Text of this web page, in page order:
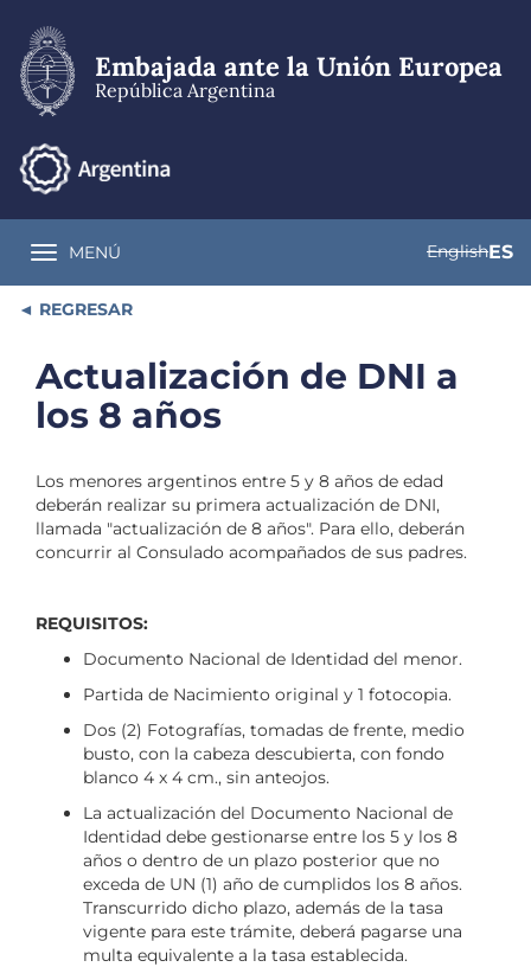
contenido
principal
Embajada ante la Unión Europea
República Argentina
Toggle navigation
MENÚ EnglishES
REGRESAR
Actualización de DNI a
los 8 años
Los menores argentinos entre 5 y 8 años de edad
deberán realizar su primera actualización de DNI,
llamada "actualización de 8 años". Para ello, deberán
concurrir al Consulado acompañados de sus padres.
REQUISITOS:
Documento Nacional de Identidad del menor.
Partida de Nacimiento original y 1 fotocopia.
Dos (2) Fotografías, tomadas de frente, medio
busto, con la cabeza descubierta, con fondo
blanco 4 x 4 cm., sin anteojos.
La actualización del Documento Nacional de
Identidad debe gestionarse entre los 5 y los 8
años o dentro de un plazo posterior que no
exceda de UN (1) año de cumplidos los 8 años.
Transcurrido dicho plazo, además de la tasa
vigente para este trámite, deberá pagarse una
multa equivalente a la tasa establecida.